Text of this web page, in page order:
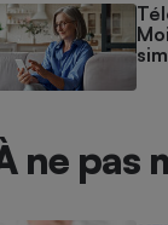
ne pas